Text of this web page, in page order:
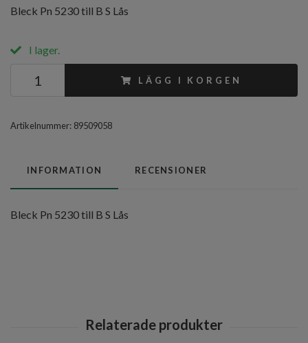
Bleck Pn 5230 till B S Lås
I lager.
LÄGG I KORGEN
Artikelnummer: 89509058
INFORMATION RECENSIONER
Bleck Pn 5230 till B S Lås